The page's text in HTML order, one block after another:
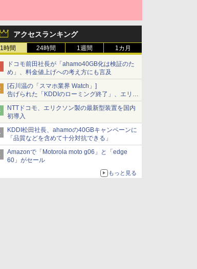
アクセスランキング
1時間 24時間 1週間 1カ月
ドコモ前田社長が「ahamo40GB化は検証のた
め」、料金値上げへの考え方にも言及
[石川温の「スマホ業界 Watch」]
告げられた「KDDIのローミング終了」、エリア
マップの落とし穴と楽天モバイルの課題
NTTドコモ、エリクソン製の最新型装置を国内
初導入
KDDI松田社長、ahamoの40GBキャンペーンに
「品質などを含めて十分対抗できる」
Amazonで「Motorola moto g06」と「edge
60」がセール
もっと見る